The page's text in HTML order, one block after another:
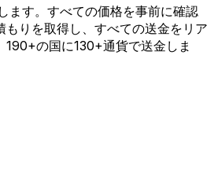
ます。すべての価格を事前に確認
もりを取得し、すべての送金をリア
190+の国に130+通貨で送金しま